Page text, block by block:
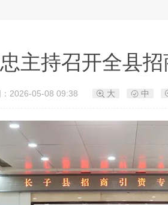
主持召开全县
：2026-05-08 09:38 大 中